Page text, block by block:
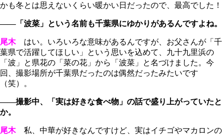
かも冬とは思えないくらい暖かい日だったので、最高でした！
――「波菜」という名前も千葉県にゆかりがあるんですよね。
尾木はい。いろいろな意味があるんですが、お父さんが「千
葉県で活躍してほしい」という思いを込めて、九十九里浜の
「波」と県花の「菜の花」から「波菜」と名づけました。今
回、撮影場所が千葉県だったのは偶然だったみたいです
（笑）。
――撮影中、「実は好きな食べ物」の話で盛り上がっていたと
か。
尾木私、中華が好きなんですけど、実はイチゴやマカロンの